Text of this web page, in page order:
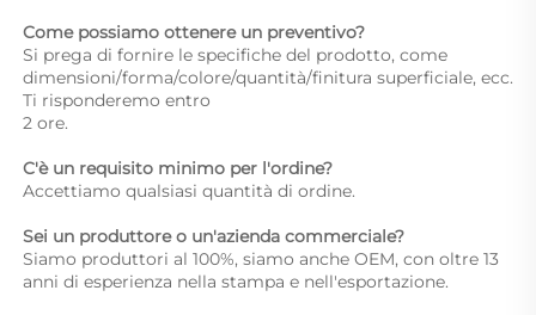
Come possiamo ottenere un preventivo?
Si prega di fornire le specifiche del prodotto, come
dimensioni/forma/colore/quantità/finitura superficiale, ecc.
Ti risponderemo entro
2 ore.
C'è un requisito minimo per l'ordine?
Accettiamo qualsiasi quantità di ordine.
Sei un produttore o un'azienda commerciale?
Siamo produttori al 100%, siamo anche OEM, con oltre 13
anni di esperienza nella stampa e nell'esportazione.